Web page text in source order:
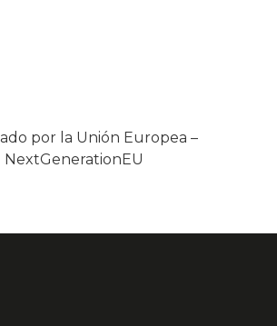
por la Unión Europea –
NextGenerationEU